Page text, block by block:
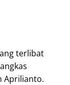
terlibat
Aprilianto.